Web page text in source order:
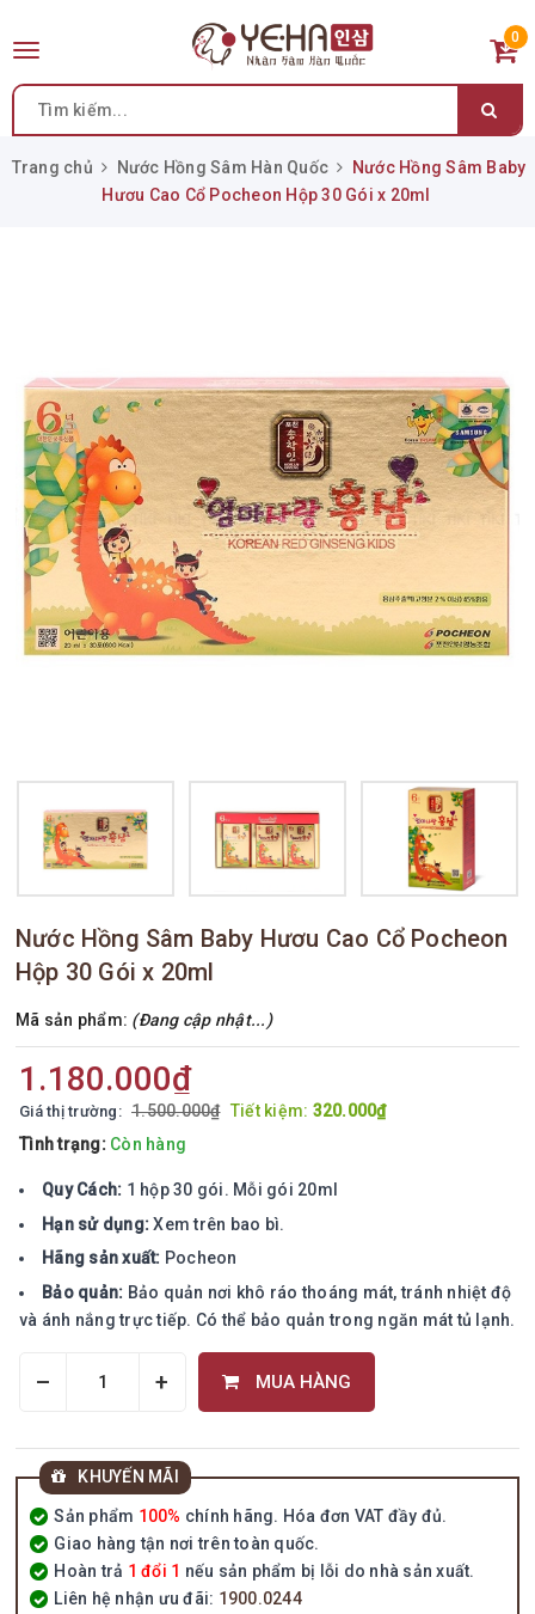
Toggle
0
Trang chủ Nước Hồng Sâm Hàn Quốc
Nước Hồng Sâm Baby
Hươu Cao Cổ Pocheon Hộp 30 Gói x 20ml
Nước Hồng Sâm Baby Hươu Cao Cổ Pocheon
Hộp 30 Gói x 20ml
Mã sản phẩm: (Đang cập nhật...)
1.180.000₫
Giá thị trường: 1.500.000₫ Tiết kiệm: 320.000₫
Tình trạng: Còn hàng
Quy Cách: 1 hộp 30 gói. Mỗi gói 20ml
Hạn sử dụng:Xem trên bao bì.
Hãng sản xuất: Pocheon
Bảo quản: Bảo quản nơi khô ráo thoáng mát, tránh nhiệt độ
và ánh nắng trực tiếp. Có thể bảo quản trong ngăn mát tủ lạnh.
– + MUA HÀNG
KHUYẾN MÃI
Sản phẩm 100% chính hãng. Hóa đơn VAT đầy đủ.
Giao hàng tận nơi trên toàn quốc.
Hoàn trả 1 đổi 1 nếu sản phẩm bị lỗi do nhà sản xuất.
Liên hệ nhận ưu đãi: 1900.0244